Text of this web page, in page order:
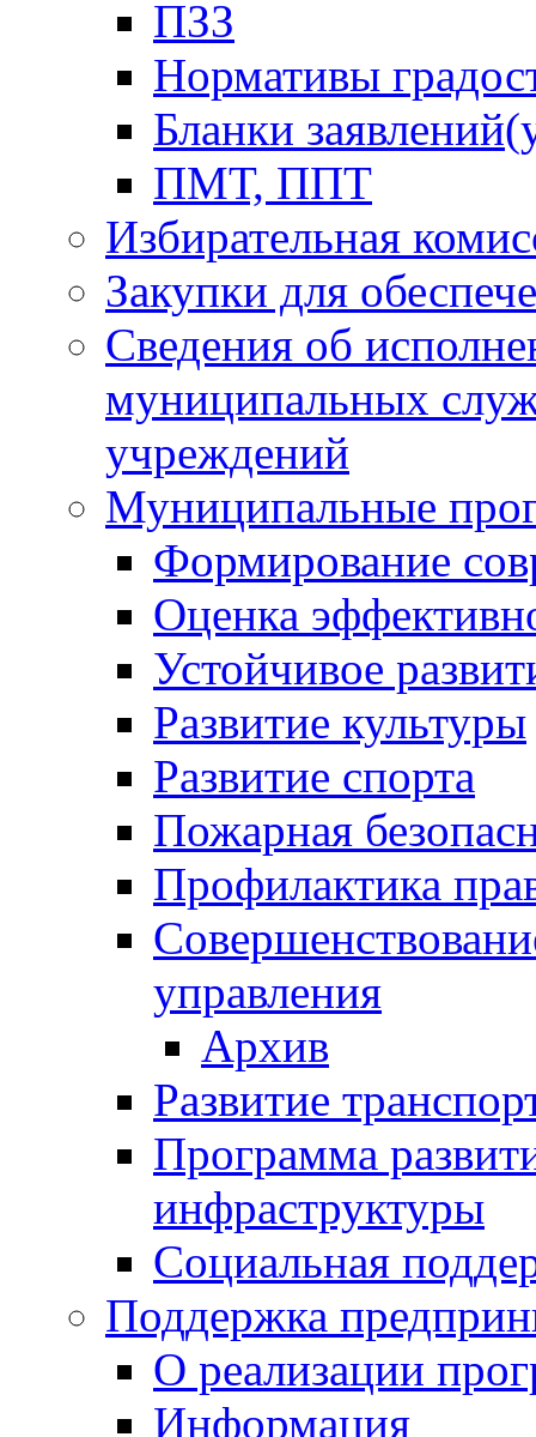
ПЗЗ
Нормативы
Бланки
ПМТ, ППТ
Избирательная
Закупки для
Сведения об
муниципальных
учреждений
Муниципальные
Формирование
Оценка
Устойчивое
Развитие культуры
Развитие спорта
Пожарная
Профилактика
управления
Архив
Развитие
Программа
инфраструктуры
Социальная
Поддержка
О реализации
Информация